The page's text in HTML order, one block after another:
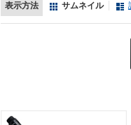
表示方法 サムネイル